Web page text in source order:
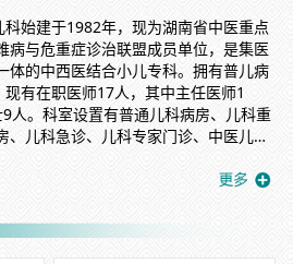
始建于1982年，现为湖南省中医重点
病与危重症诊治联盟成员单位，是集医
体的中西医结合小儿专科。拥有普儿病
有在职医师17人，其中主任医师1
人。科室设置有普通儿科病房、儿科重
、儿科急诊、儿科专家门诊、中医儿科
单元。普儿科着重中西医结合治疗特
、小儿肺炎、反复呼吸道感染)、消化
儿腹泻、消化性溃疡、厌食、疳积、呕